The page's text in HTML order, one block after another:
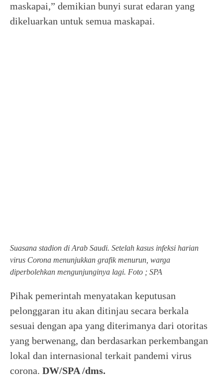
maskapai,” demikian bunyi surat edaran yang
dikeluarkan untuk semua maskapai.
Suasana stadion di Arab Saudi. Setelah kasus infeksi harian
virus Corona menunjukkan grafik menurun, warga
diperbolehkan mengunjunginya lagi. Foto ; SPA
Pihak pemerintah menyatakan keputusan
pelonggaran itu akan ditinjau secara berkala
sesuai dengan apa yang diterimanya dari otoritas
yang berwenang, dan berdasarkan perkembangan
lokal dan internasional terkait pandemi virus
corona. DW/SPA /dms.